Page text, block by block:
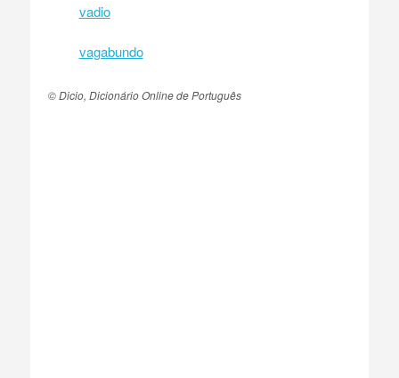
vadio
vagabundo
© Dicio, Dicionário Online de Português